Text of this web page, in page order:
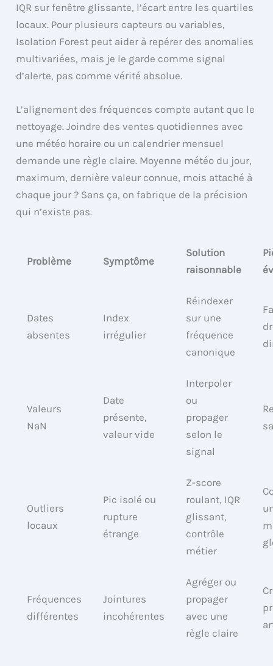
IQR sur fenêtre glissante, l’écart entre les quartiles
locaux. Pour plusieurs capteurs ou variables,
Isolation Forest peut aider à repérer des anomalies
multivariées, mais je le garde comme signal
d’alerte, pas comme vérité absolue.
L’alignement des fréquences compte autant que le
nettoyage. Joindre des ventes quotidiennes avec
une météo horaire ou un calendrier mensuel
demande une règle claire. Moyenne météo du jour,
maximum, dernière valeur connue, mois attaché à
chaque jour ? Sans ça, on fabrique de la précision
qui n’existe pas.
Problème Symptôme
Solution
raisonnable
Dates
absentes
Index
irrégulier
Réindexer
sur une
fréquence
canonique
Valeurs
NaN
Date
présente,
valeur vide
Interpoler
ou
propager
selon le
signal
Outliers
locaux
Pic isolé ou
rupture
étrange
Z-score
roulant, IQR
glissant,
contrôle
métier
Fréquences
différentes
Jointures
incohérentes
Agréger ou
propager
avec une
règle claire